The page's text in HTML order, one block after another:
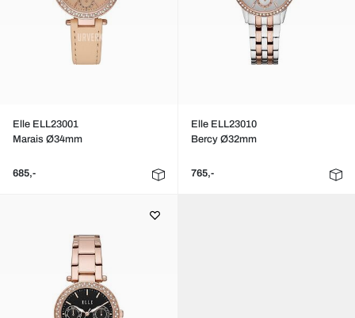
Elle ELL23001
Marais Ø34mm
685,-
Elle ELL23010
Bercy Ø32mm
765,-